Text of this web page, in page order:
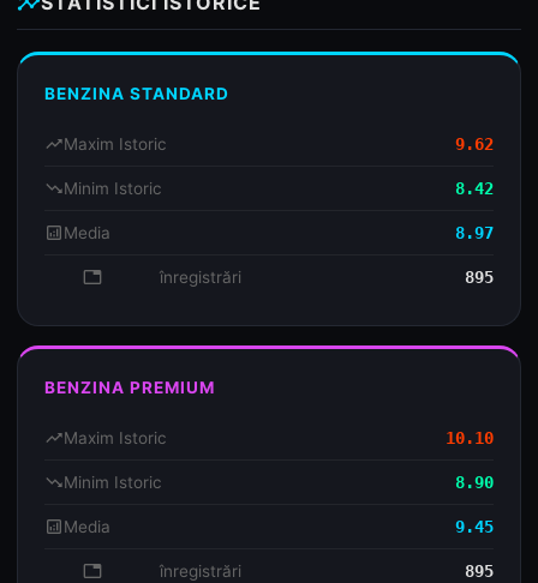
BENZINA STANDARD
trending_upMaxim Istoric 9.62
trending_downMinim Istoric 8.42
analyticsMedia 8.97
database înregistrări 895
BENZINA PREMIUM
trending_upMaxim Istoric 10.10
trending_downMinim Istoric 8.90
analyticsMedia 9.45
database înregistrări 895